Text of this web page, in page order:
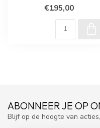
€195,00
ABONNEER JE OP
Blijf op de hoogte van